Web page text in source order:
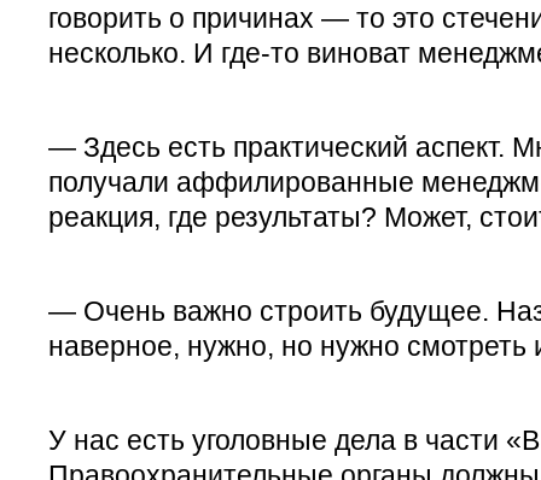
говорить о причинах — то это
несколько. И где-то виноват
— Здесь есть практический аспект.
получали аффилированные
реакция, где результаты? Может,
— Очень важно строить будущее.
наверное, нужно, но нужно смотреть
У нас есть уголовные дела в части